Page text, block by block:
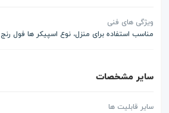
ویژگی های فنی
مناسب استفاده برای منزل، نوع اسپیکر ها فول رنج
سایر مشخصات
سایر قابلیت ها